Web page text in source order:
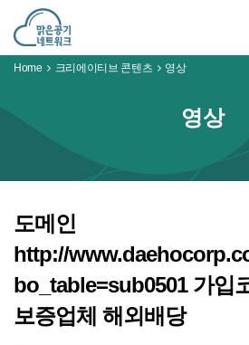
Home 크리에이티브 콘텐츠 영상
영상
도메인
http://
bo_table=sub0501 가입
보증업체 해외배당